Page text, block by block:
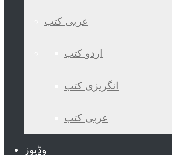
عربی کتب
اردو کتب
انگریزی کتب
عربی کتب
وڈیوز